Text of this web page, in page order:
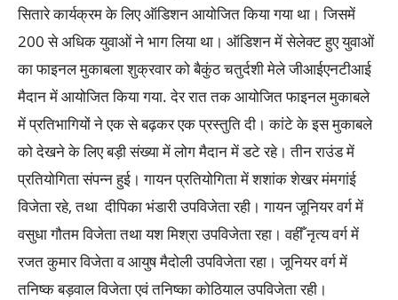
सितारे कार्यक्रम के लिए ऑडिशन आयोजित किया गया था। जिसमें
200 से अधिक युवाओं ने भाग लिया था। ऑडिशन में सेलेक्ट हुए युवाओं
का फाइनल मुकाबला शुक्रवार को बैकुंठ चतुर्दशी मेले जीआईएनटीआई
मैदान में आयोजित किया गया. देर रात तक आयोजित फाइनल मुकाबले
में प्रतिभागियों ने एक से बढ़कर एक प्रस्तुति दी। कांटे के इस मुकाबले
को देखने के लिए बड़ी संख्या में लोग मैदान में डटे रहे। तीन राउंड में
प्रतियोगिता संपन्न हुई। गायन प्रतियोगिता में शशांक शेखर मंमगांई
विजेता रहे, तथा दीपिका भंडारी उपविजेता रही। गायन जूनियर वर्ग में
वसुधा गौतम विजेता तथा यश मिश्रा उपविजेता रहा। वहीँ नृत्य वर्ग में
रजत कुमार विजेता व आयुष मैदोली उपविजेता रहा। जूनियर वर्ग में
तनिष्क बड़वाल विजेता एवं तनिष्का कोठियाल उपविजेता रही।